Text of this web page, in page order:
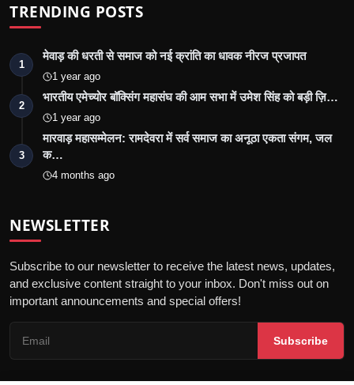
TRENDING POSTS
1
मेवाड़ की धरती से समाज को नई क्रांति का धावक नीरज प्रजापत
1 year ago
2
भारतीय एमेच्योर बॉक्सिंग महासंघ की आम सभा में उमेश सिंह को बड़ी ज़ि…
1 year ago
3
मारवाड़ महासम्मेलन: रामदेवरा में सर्व समाज का अनूठा एकता संगम, जल
क…
4 months ago
NEWSLETTER
Subscribe to our newsletter to receive the latest news, updates,
and exclusive content straight to your inbox. Don't miss out on
important announcements and special offers!
Subscribe